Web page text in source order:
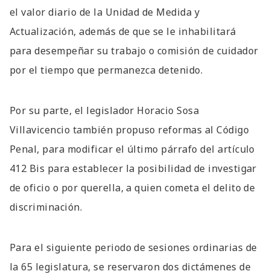
el valor diario de la Unidad de Medida y
Actualización, además de que se le inhabilitará
para desempeñar su trabajo o comisión de cuidador
por el tiempo que permanezca detenido.
Por su parte, el legislador Horacio Sosa
Villavicencio también propuso reformas al Código
Penal, para modificar el último párrafo del artículo
412 Bis para establecer la posibilidad de investigar
de oficio o por querella, a quien cometa el delito de
discriminación.
Para el siguiente periodo de sesiones ordinarias de
la 65 legislatura, se reservaron dos dictámenes de